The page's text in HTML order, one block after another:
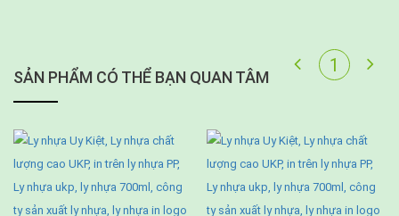
SẢN PHẨM CÓ THỂ BẠN QUAN TÂM